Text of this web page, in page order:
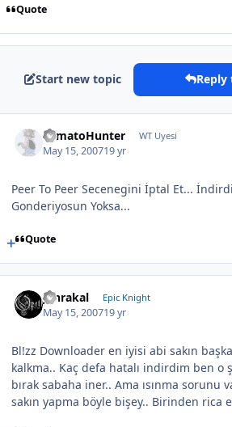
Quote
Start new topic
TomatoHunter WT Uyesi
May 15, 200719 yr
Peer To Peer Secenegini İptal Et...
Gonderiyosun Yoksa...
Quote
Jahrakal Epic Knight
May 15, 200719 yr
Bl!zz Downloader en iyisi abi sakın
kalkma.. Kaç defa hatalı indirdim ben o
bırak sabaha iner.. Ama ısınma sorunu
sakın yapma böyle bişey.. Birinden rica